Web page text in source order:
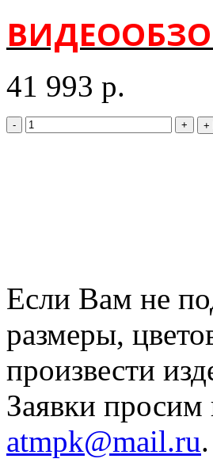
41 993 р.
- + +
Если Вам не
размеры,
произвести
Заявки просим
atmpk@mail.ru.